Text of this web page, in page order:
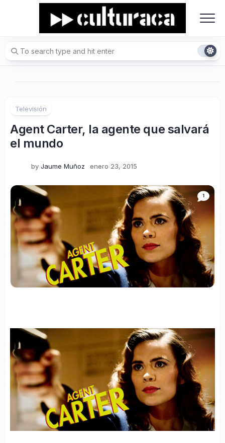
Televisión
Agent Carter, la agente que salvará
el mundo
by Jaume Muñoz enero 23, 2015
1